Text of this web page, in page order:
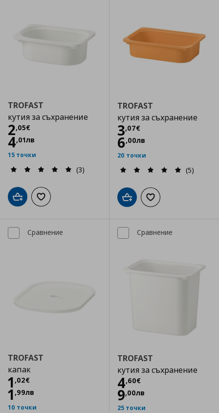
TROFAST
кутия за съхранение
2,05€
Цена
4,01лв
15 точки
(3)
Добави в кошницата
Добави към списъка с любими
TROFAST
кутия за съхранение
3,07€
Цена
6,00лв
20 точки
(5)
Добави в кошницата
Добави към
Сравнение
TROFAST
капак
1 ,02€
Цена
1 ,99лв
10 точки
Сравнение
TROFAST
кутия за съхранение
4,60€
Цена
9,00лв
25 точки